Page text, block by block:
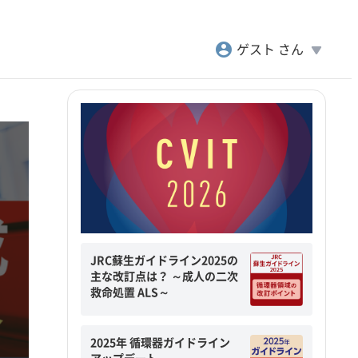
account_circle ゲスト さん play_arrow
JRC蘇生ガイドライン2025の
主な改訂点は？ ～成人の二次
救命処置 ALS～
2025年 循環器ガイドライン